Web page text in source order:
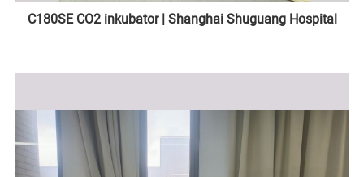
C180SE CO2 inkubator | Shanghai Shuguang Hospital